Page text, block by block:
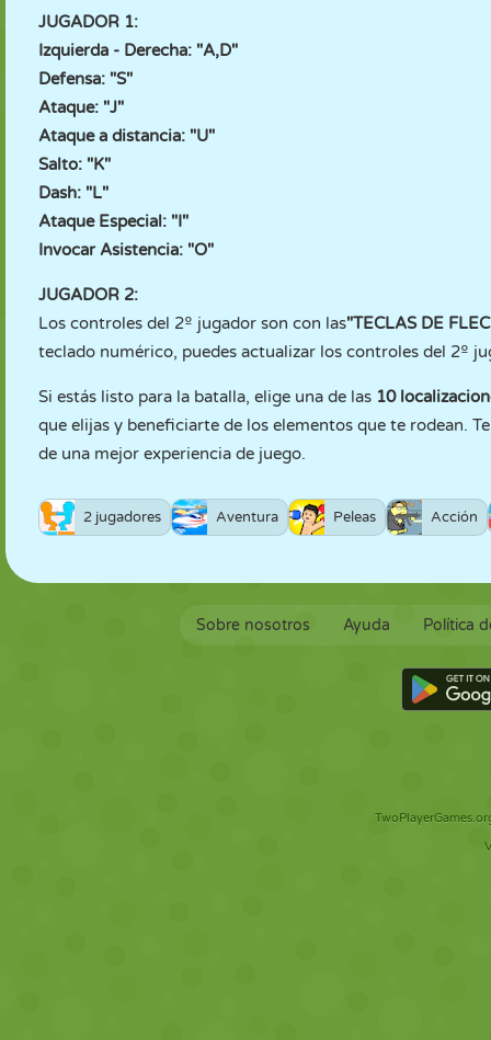
JUGADOR 1:
Izquierda - Derecha: "A,D"
Defensa: "S"
Ataque: "J"
Ataque a distancia: "U"
Salto: "K"
Dash: "L"
Ataque Especial: "I"
Invocar Asistencia: "O"
JUGADOR 2:
Los controles del 2º jugador son con las"TECLAS DE
teclado numérico, puedes actualizar los controles del 2º
Si estás listo para la batalla, elige una de las 10
que elijas y beneficiarte de los elementos que te rodean.
de una mejor experiencia de juego.
2 jugadores Aventura Peleas Acción
Sobre nosotros Ayuda Política